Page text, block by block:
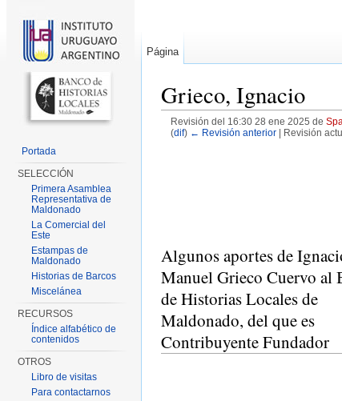
Grieco, Ignacio
Revisión del 16:30 28 ene 2025 de
(dif) ← Revisión anterior| Revisión
Algunos aportes de
Manuel Grieco Cuervo al
de Historias Locales de
Maldonado, del que es
Contribuyente Fundador
Página
Portada
SELECCIÓN
Primera Asamblea
Representativa de
Maldonado
La Comercial del
Este
Estampas de
Maldonado
Historias de Barcos
Miscelánea
RECURSOS
Índice alfabético de
contenidos
OTROS
Libro de visitas
Para contactarnos